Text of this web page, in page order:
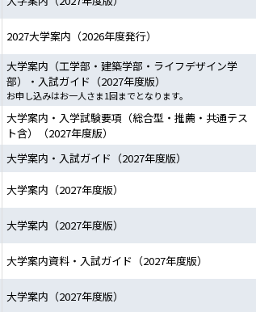
2027大学案内（2026年度発行）
大学案内（工学部・建築学部・ライフデザイン学
部）・入試ガイド（2027年度版）
お申し込みはお一人さま1回までとなります。
大学案内・入学試験要項（総合型・推薦・共通テス
ト含）（2027年度版）
大学案内・入試ガイド（2027年度版）
大学案内（2027年度版）
大学案内（2027年度版）
大学案内資料・入試ガイド（2027年度版）
大学案内（2027年度版）